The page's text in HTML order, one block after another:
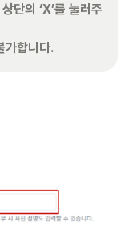
단의 ‘X’를 눌러주
가합니다.